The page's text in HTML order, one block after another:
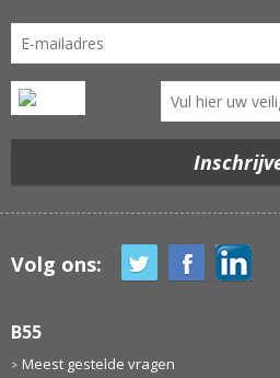
Volg ons:
B55
Meest gestelde vragen